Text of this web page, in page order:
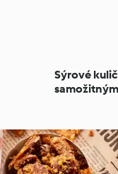
Sýrové